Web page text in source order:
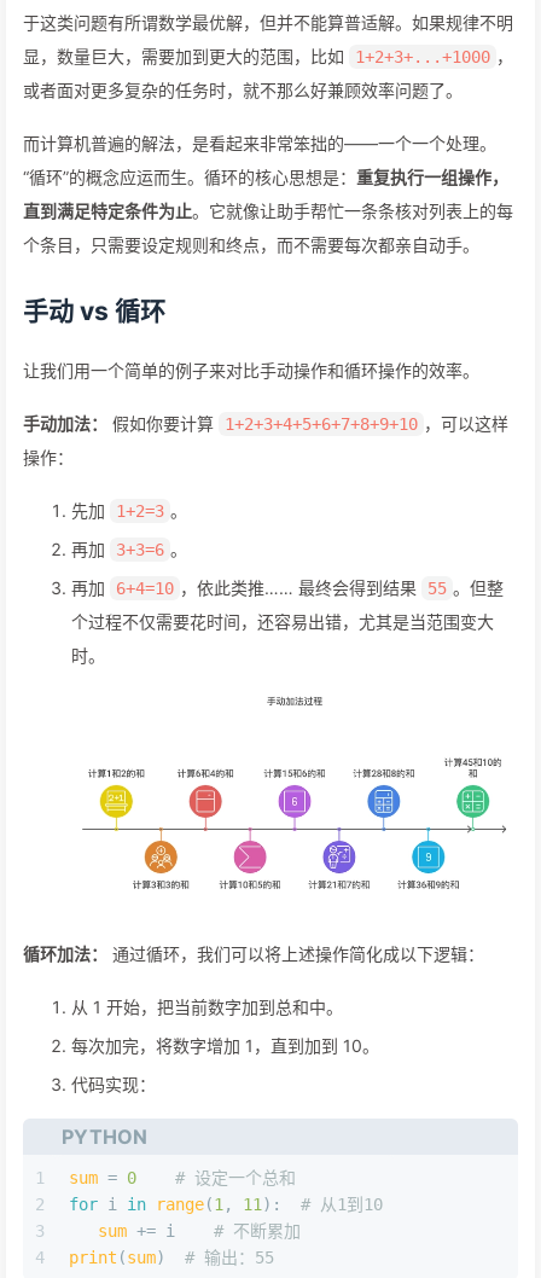
于这类问题有所谓数学最优解，但并不能算普适解。如果规律不明
显，数量巨大，需要加到更大的范围，比如
1+2+3+...+1000 ，
或者面对更多复杂的任务时，就不那么好兼顾效率问题了。
而计算机普遍的解法，是看起来非常笨拙的——一个一个处理。
“循环”的概念应运而生。循环的核心思想是： 重复执行一组操作，
直到满足特定条件为止。它就像让助手帮忙一条条核对列表上的每
个条目，只需要设定规则和终点，而不需要每次都亲自动手。
手动 vs 循环
让我们用一个简单的例子来对比手动操作和循环操作的效率。
手动加法： 假如你要计算 1+2+3+4+5+6+7+8+9+10 ，可以这样
操作：
先加 1+2=3 。
再加
3+3=6 。
再加
6+4=10 ，依此类推…… 最终会得到结果 55 。但整
个过程不仅需要花时间，还容易出错，尤其是当范围变大
时。
循环加法： 通过循环，我们可以将上述操作简化成以下逻辑：
从 1 开始，把当前数字加到总和中。
每次加完，将数字增加 1，直到加到 10。
代码实现：
PYTHON
1
2
3
4
sum = 0
# 设定一个总和
for i in range(1, 11): # 从1到10
sum += i # 不断累加
print (sum) # 输出：55